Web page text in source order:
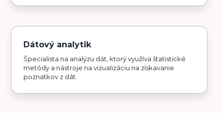
Dátový analytik
Špecialista na analýzu dát, ktorý využíva štatistické
metódy a nástroje na vizualizáciu na získavanie
poznatkov z dát.